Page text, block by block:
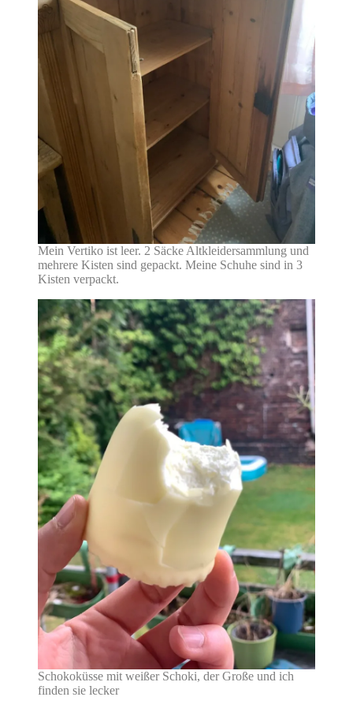
Mein Vertiko ist leer. 2 Säcke Altkleidersammlung und
mehrere Kisten sind gepackt. Meine Schuhe sind in 3
Kisten verpackt.
Schokoküsse mit weißer Schoki, der Große und ich
finden sie lecker